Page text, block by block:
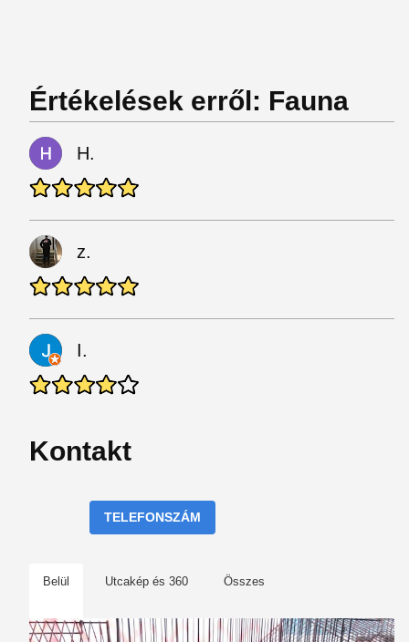
Értékelések erről: Fauna
H.
z.
I.
Kontakt
TELEFONSZÁM
Belül Utcakép és 360 Összes